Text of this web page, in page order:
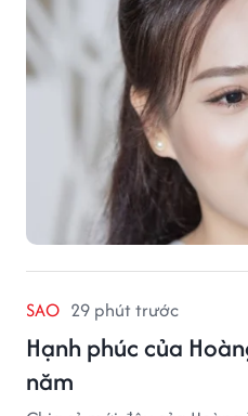
SAO 29 phút trước
Hạnh phúc của
năm